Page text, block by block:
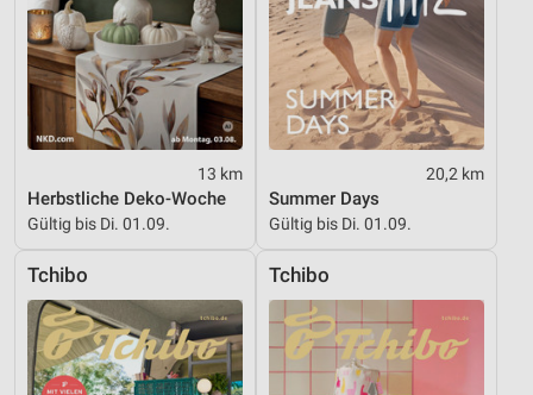
13 km
Herbstliche Deko-Woche
Gültig bis Di. 01.09.
20,2 km
Summer Days
Gültig bis Di. 01.09.
Tchibo Tchibo